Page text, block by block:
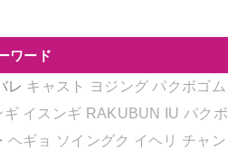
ワード
レ キャスト ヨジング パクボゴム
ギ イスンギ RAKUBUN IU パクボ
ヘギョ ソイングク イヘリ チャン